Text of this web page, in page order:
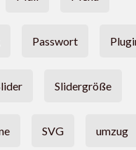
Passwort
Slidergröße
SVG umzug